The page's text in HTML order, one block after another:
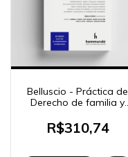
Belluscio - Práctica de
Derecho de familia y
R$310,74